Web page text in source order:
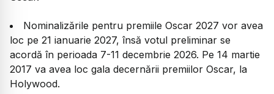
Nominalizările pentru premiile Oscar 2027 vor avea
loc pe 21 ianuarie 2027, însă votul preliminar se
acordă în perioada 7-11 decembrie 2026. Pe 14 martie
2017 va avea loc gala decernării premiilor Oscar, la
Holywood.